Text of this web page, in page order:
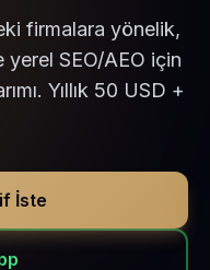
firmalara yönelik,
yerel SEO/AEO için
Yıllık 50 USD +
İste